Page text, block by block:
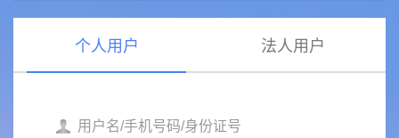
个人用户 法人用户